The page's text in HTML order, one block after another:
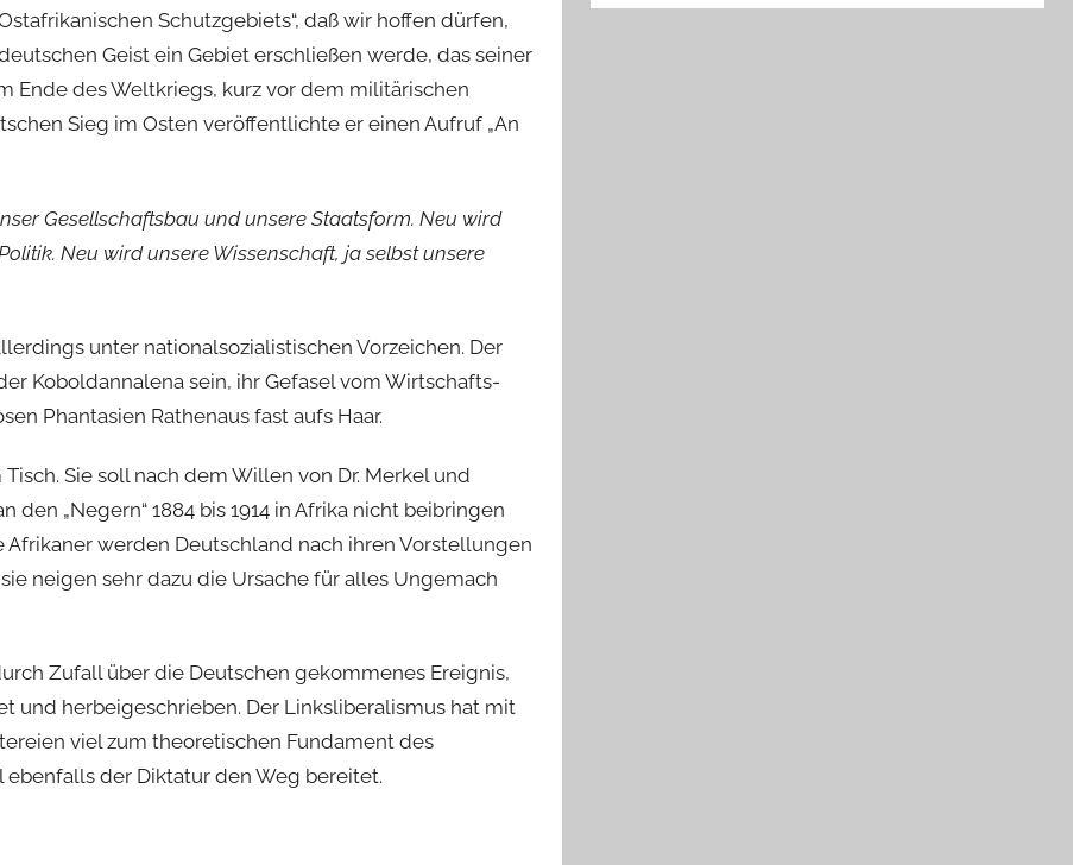
Schutzgebiets“, daß wir hoffen dürfen,
Geist ein Gebiet erschließen werde, das seiner
Ende des Weltkriegs, kurz vor dem militärischen
Sieg im Osten veröffentlichte er einen Aufruf „An
Gesellschaftsbau und unsere Staatsform. Neu wird
Neu wird unsere Wissenschaft, ja selbst unsere
unter nationalsozialistischen Vorzeichen. Der
Koboldannalena sein, ihr Gefasel vom Wirtschafts-
Phantasien Rathenaus fast aufs Haar.
Sie soll nach dem Willen von Dr. Merkel und
„Negern“ 1884 bis 1914 in Afrika nicht beibringen
Afrikaner werden Deutschland nach ihren Vorstellungen
neigen sehr dazu die Ursache für alles Ungemach
Zufall über die Deutschen gekommenes Ereignis,
und herbeigeschrieben. Der Linksliberalismus hat mit
viel zum theoretischen Fundament des
ebenfalls der Diktatur den Weg bereitet.